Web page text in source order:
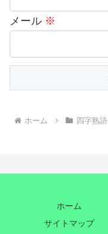
メール ※
ホーム 四字熟語
ホーム
サイトマップ